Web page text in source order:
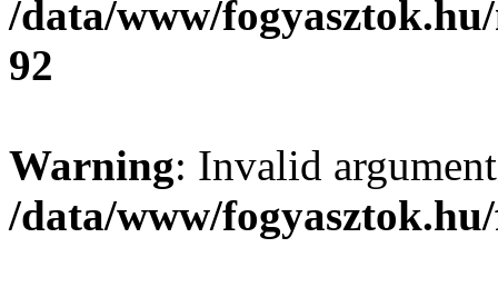
/data/www/
92
Warning: Invalid
/data/www/